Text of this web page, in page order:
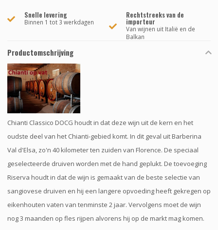
Snelle levering
Binnen 1 tot 3 werkdagen
Rechtstreeks van de
importeur
Van wijnen uit Italië en de
Balkan
Productomschrijving
Chianti Classico DOCG houdt in dat deze wijn uit de kern en het
oudste deel van het Chianti-gebied komt. In dit geval uit Barberina
Val d'Elsa, zo'n 40 kilometer ten zuiden van Florence. De speciaal
geselecteerde druiven worden met de hand geplukt. De toevoeging
Riserva houdt in dat de wijn is gemaakt van de beste selectie van
sangiovese druiven en hij een langere opvoeding heeft gekregen op
eikenhouten vaten van tenminste 2 jaar. Vervolgens moet de wijn
nog 3 maanden op fles rijpen alvorens hij op de markt mag komen.